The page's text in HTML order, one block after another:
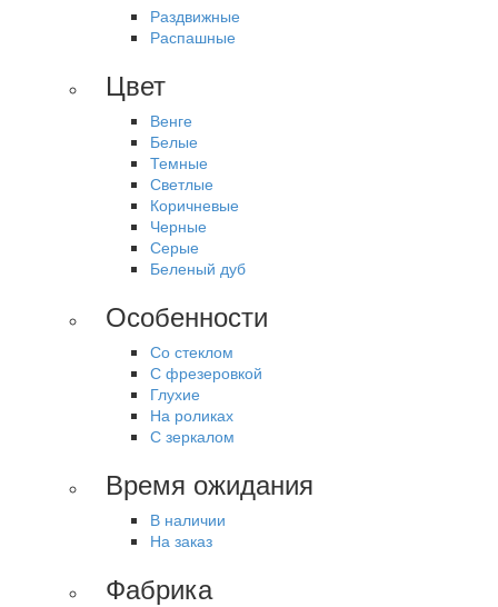
Раздвижные
Распашные
Цвет
Венге
Белые
Темные
Светлые
Коричневые
Черные
Серые
Беленый дуб
Особенности
Со стеклом
С фрезеровкой
Глухие
На роликах
С зеркалом
Время ожидания
В наличии
На заказ
Фабрика